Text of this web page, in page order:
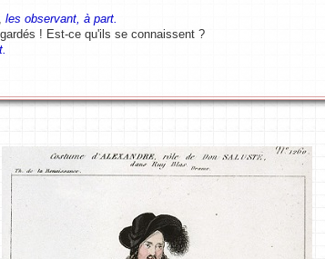
, les observant, à part.
! Est-ce qu'ils se connaissent ?